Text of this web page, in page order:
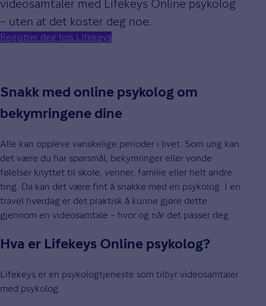
videosamtaler med Lifekeys Online psykolog
– uten at det koster deg noe.
Registrer deg hos Lifekeys
Snakk med online psykolog om
bekymringene dine
Alle kan oppleve vanskelige perioder i livet. Som ung kan
det være du har spørsmål, bekymringer eller vonde
følelser knyttet til skole, venner, familie eller helt andre
ting. Da kan det være fint å snakke med en psykolog. I en
travel hverdag er det praktisk å kunne gjøre dette
gjennom en videosamtale – hvor og når det passer deg.
Hva er Lifekeys Online psykolog?
Lifekeys er en psykologtjeneste som tilbyr videosamtaler
med psykolog.